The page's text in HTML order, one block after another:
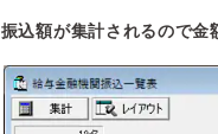
振込額が集計されるので金